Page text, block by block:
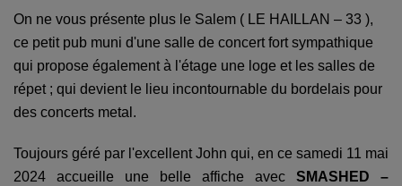
On ne vous présente plus le Salem ( LE HAILLAN – 33 ),
ce petit pub muni d'une salle de concert fort sympathique
qui propose également à l'étage une loge et les salles de
répet ; qui devient le lieu incontournable du bordelais pour
des concerts metal.
Toujours géré par l'excellent John qui, en ce samedi 11 mai
2024 accueille une belle affiche avec SMASHED –